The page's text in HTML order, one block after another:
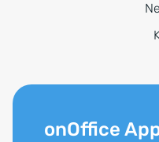
onOffice